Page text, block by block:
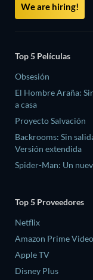
We are hiring!
Top 5 Películas
Obsesión
El Hombre Araña:
a casa
Proyecto Salvación
Backrooms: Sin
Versión extendida
Spider-Man: Un
Top 5 Proveedores
Netflix
Amazon Prime Video
Apple TV
Disney Plus